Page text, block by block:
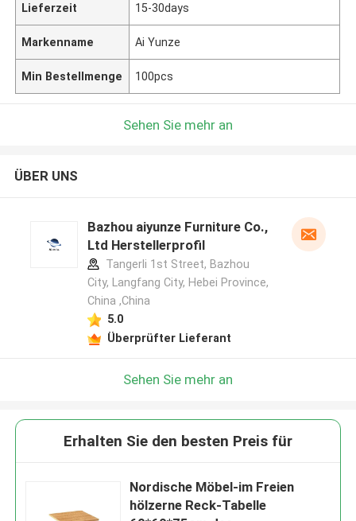
Lieferzeit 15-30days
Markenname Ai Yunze
Min Bestellmenge 100pcs
Sehen Sie mehr an
ÜBER UNS
Bazhou aiyunze Furniture Co.,
Ltd Herstellerprofil
Tangerli 1st Street, Bazhou
City, Langfang City, Hebei Province,
China ,China
5.0
Überprüfter Lieferant
Sehen Sie mehr an
Erhalten Sie den besten Preis für
Nordische Möbel-im Freien
hölzerne Reck-Tabelle